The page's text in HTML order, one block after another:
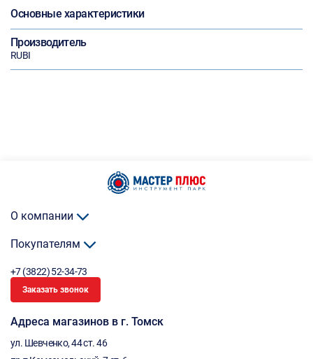
Основные характеристики
Производитель
RUBI
О компании
Покупателям
+7 (3822) 52-34-73
Заказать звонок
Адреса магазинов в г. Томск
ул. Шевченко, 44 ст. 46